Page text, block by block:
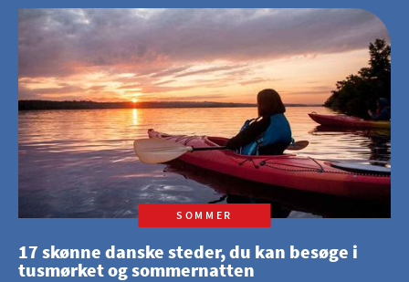
SOMMER
17 skønne danske steder, du kan besøge i
tusmørket og sommernatten